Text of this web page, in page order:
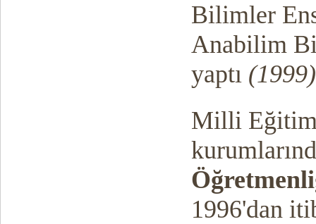
Bilimler
Anabilim
yaptı (1999)
Milli Eğitim
1996'dan